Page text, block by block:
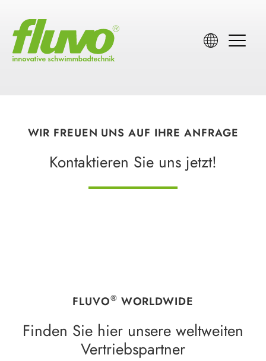
WIR FREUEN UNS AUF IHRE ANFRAGE
Kontaktieren Sie uns jetzt!
Für Ihr Zuhause
fluvo Fachhändler
finden
Für Fachhändler, Architekten &
Planer
finden
FLUVO® WORLDWIDE
Finden Sie hier unsere weltweiten
Vertriebspartner